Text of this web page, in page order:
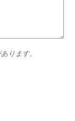
ります。